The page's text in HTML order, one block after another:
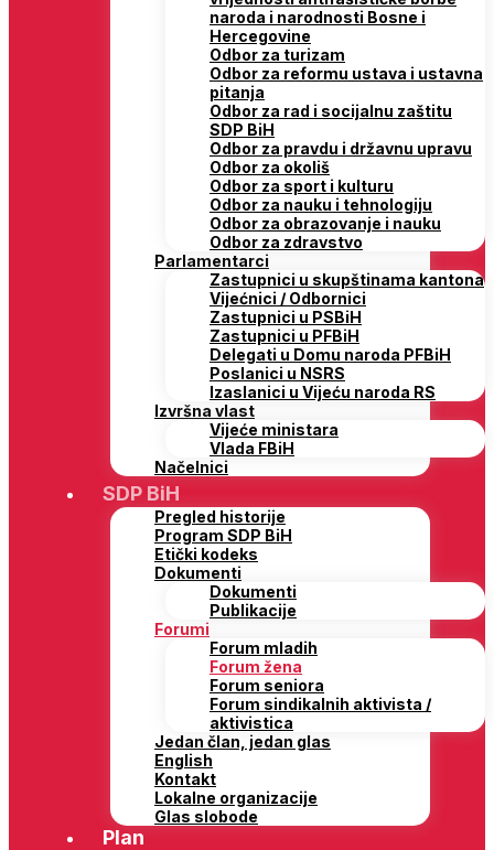
naroda i narodnosti Bosne i
Hercegovine
Odbor za turizam
Odbor za reformu ustava i ustavna
pitanja
Odbor za rad i socijalnu zaštitu
SDP BiH
Odbor za pravdu i državnu upravu
Odbor za okoliš
Odbor za sport i kulturu
Odbor za nauku i tehnologiju
Odbor za obrazovanje i nauku
Odbor za zdravstvo
Parlamentarci
Zastupnici u skupštinama kantona
Vijećnici / Odbornici
Zastupnici u PSBiH
Zastupnici u PFBiH
Delegati u Domu naroda PFBiH
Poslanici u NSRS
Izaslanici u Vijeću naroda RS
Izvršna vlast
Vijeće ministara
Vlada FBiH
Načelnici
SDP BiH
Pregled historije
Program SDP BiH
Etički kodeks
Dokumenti
Dokumenti
Publikacije
Forumi
Forum mladih
Forum žena
Forum seniora
Forum sindikalnih aktivista /
aktivistica
Jedan član, jedan glas
English
Kontakt
Lokalne organizacije
Glas slobode
Plan